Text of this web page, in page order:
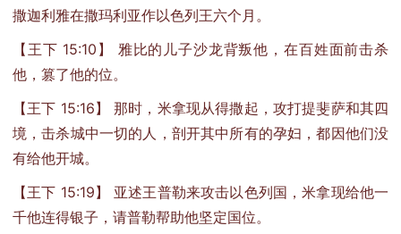
撒迦利雅在撒玛利亚作以色列王六个月。
【王下 15:10】 雅比的儿子沙龙背叛他，在百姓面前击杀
他，篡了他的位。
【王下 15:16】 那时，米拿现从得撒起，攻打提斐萨和其四
境，击杀城中一切的人，剖开其中所有的孕妇，都因他们没
有给他开城。
【王下 15:19】 亚述王普勒来攻击以色列国，米拿现给他一
千他连得银子，请普勒帮助他坚定国位。